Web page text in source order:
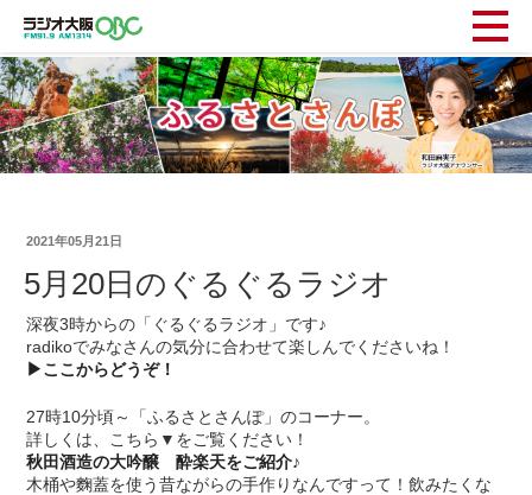
2021年05月21日
5月20日のぐるぐるラジオ
深夜3時からの「ぐるぐるラジオ」です♪
radikoでみなさんの気分に合わせて楽しんでくださいね！
▶ここからどうぞ！
27時10分頃～「ふるさとさんぽ」のコーナー。
詳しくは、こちら▼をご覧ください！
秋田酒造の大吟醸 酔楽天をご紹介♪
木桶や麴蓋を使う昔ながらの手作りなんですって！飲みたくな